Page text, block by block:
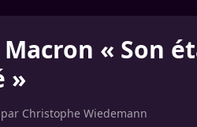
« Son
»
Christophe Wiedemann